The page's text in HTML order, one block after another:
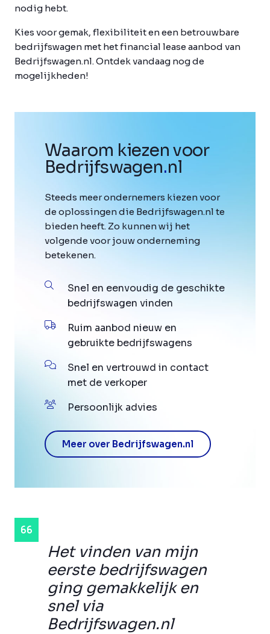
nodig hebt.
Kies voor gemak, flexibiliteit en een betrouwbare
bedrijfswagen met het financial lease aanbod van
Bedrijfswagen.nl. Ontdek vandaag nog de
mogelijkheden!
Het vinden van mijn
eerste bedrijfswagen
ging gemakkelijk en
snel via
Bedrijfswagen.nl
Waarom kiezen voor
Bedrijfswagen.nl
Steeds meer ondernemers kiezen voor
de oplossingen die Bedrijfswagen.nl te
bieden heeft. Zo kunnen wij het
volgende voor jouw onderneming
betekenen.
Snel en eenvoudig de geschikte
bedrijfswagen vinden
Ruim aanbod nieuw en
gebruikte bedrijfswagens
Snel en vertrouwd in contact
met de verkoper
Persoonlijk advies
Meer over Bedrijfswagen.nl